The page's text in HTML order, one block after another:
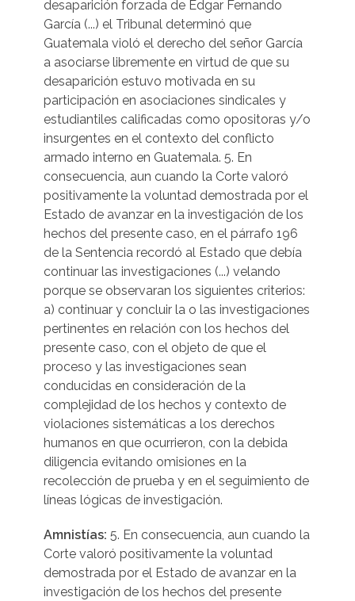
desaparición forzada de Edgar Fernando
García (...) el Tribunal determinó que
Guatemala violó el derecho del señor García
a asociarse libremente en virtud de que su
desaparición estuvo motivada en su
participación en asociaciones sindicales y
estudiantiles calificadas como opositoras y/o
insurgentes en el contexto del conflicto
armado interno en Guatemala. 5. En
consecuencia, aun cuando la Corte valoró
positivamente la voluntad demostrada por el
Estado de avanzar en la investigación de los
hechos del presente caso, en el párrafo 196
de la Sentencia recordó al Estado que debía
continuar las investigaciones (...) velando
porque se observaran los siguientes criterios:
a) continuar y concluir la o las investigaciones
pertinentes en relación con los hechos del
presente caso, con el objeto de que el
proceso y las investigaciones sean
conducidas en consideración de la
complejidad de los hechos y contexto de
violaciones sistemáticas a los derechos
humanos en que ocurrieron, con la debida
diligencia evitando omisiones en la
recolección de prueba y en el seguimiento de
líneas lógicas de investigación.
Amnistías: 5. En consecuencia, aun cuando la
Corte valoró positivamente la voluntad
demostrada por el Estado de avanzar en la
investigación de los hechos del presente